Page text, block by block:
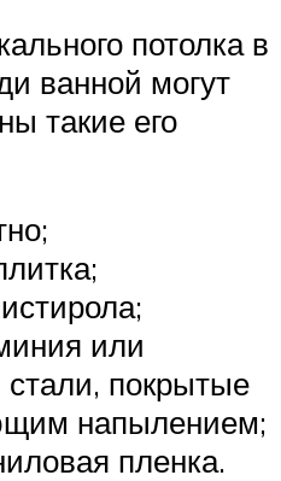
потолка в
ванной могут
такие его
или
стали, покрытые
напылением;
пленка.